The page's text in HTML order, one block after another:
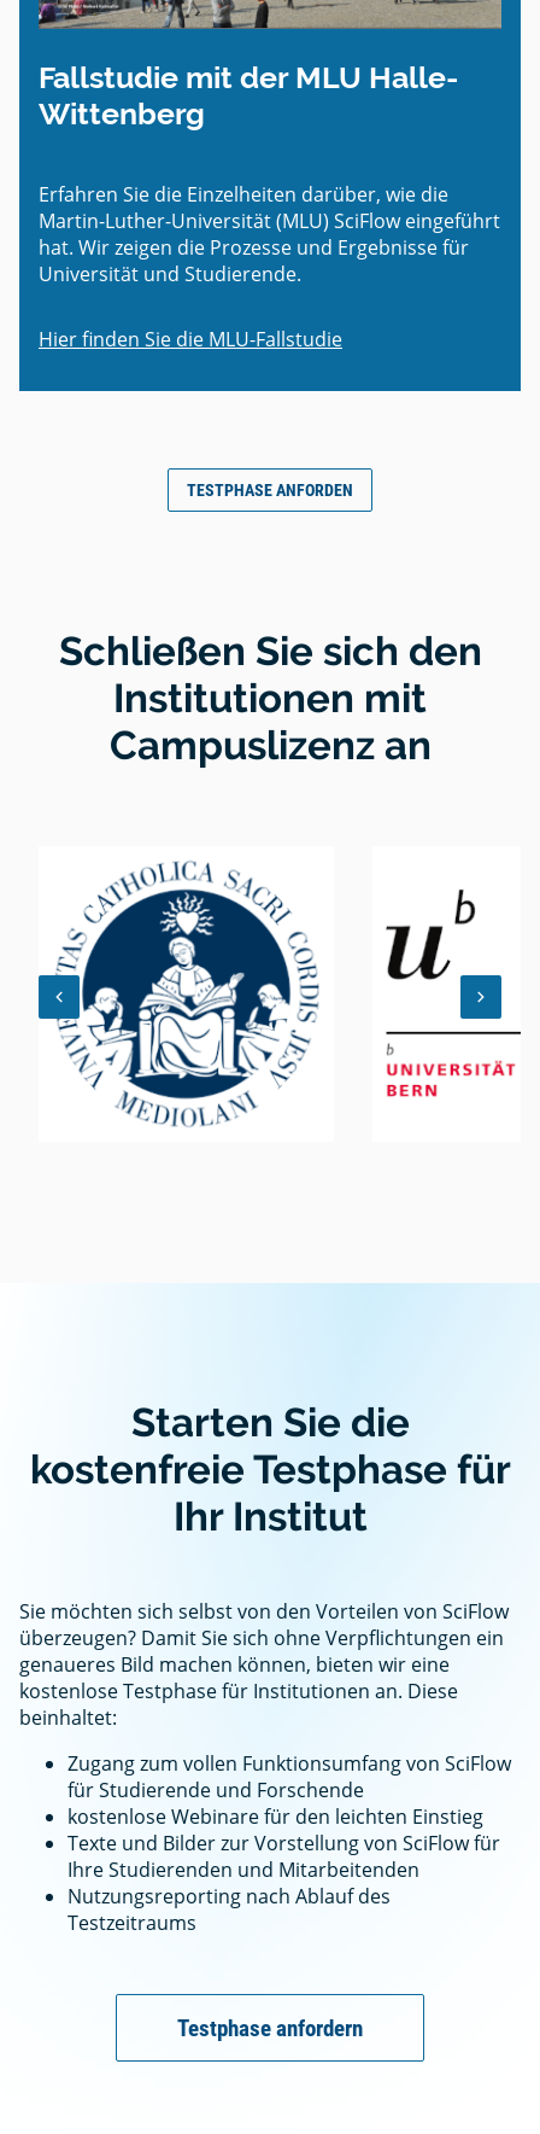
Fallstudie mit der MLU Halle-
Wittenberg
Erfahren Sie die Einzelheiten darüber, wie die
Martin-Luther-Universität (MLU) SciFlow eingeführt
hat. Wir zeigen die Prozesse und Ergebnisse für
Universität und Studierende.
Hier finden Sie die MLU-Fallstudie
TESTPHASE ANFORDEN
Schließen Sie sich den
Institutionen mit
Campuslizenz an
PREVIOUS
SLIDE
keyboard_arrow_left
NEXT
SLIDE
keyboard_arrow_right
Starten Sie die
kostenfreie Testphase für
Ihr Institut
Sie möchten sich selbst von den Vorteilen von SciFlow
überzeugen? Damit Sie sich ohne Verpflichtungen ein
genaueres Bild machen können, bieten wir eine
kostenlose Testphase für Institutionen an. Diese
beinhaltet:
Zugang zum vollen Funktionsumfang von SciFlow
für Studierende und Forschende
kostenlose Webinare für den leichten Einstieg
Texte und Bilder zur Vorstellung von SciFlow für
Ihre Studierenden und Mitarbeitenden
Nutzungsreporting nach Ablauf des
Testzeitraums
Testphase anfordern